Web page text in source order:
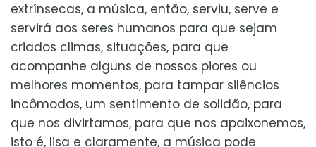
extrínsecas, a música, então, serviu, serve e
servirá aos seres humanos para que sejam
criados climas, situações, para que
acompanhe alguns de nossos piores ou
melhores momentos, para tampar silêncios
incômodos, um sentimento de solidão, para
que nos divirtamos, para que nos apaixonemos,
isto é, lisa e claramente, a música pode